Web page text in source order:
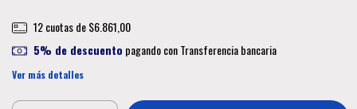
12 cuotas de$6.861,00
5% de descuento pagando con Transferencia bancaria
Ver más detalles